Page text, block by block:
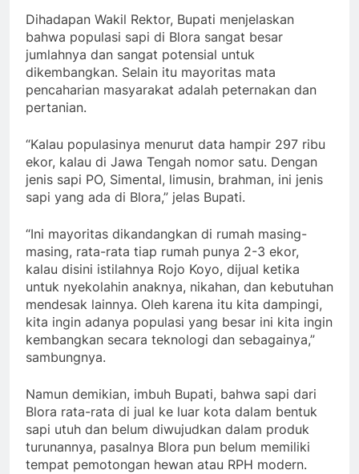
Dihadapan Wakil Rektor, Bupati menjelaskan
bahwa populasi sapi di Blora sangat besar
jumlahnya dan sangat potensial untuk
dikembangkan. Selain itu mayoritas mata
pencaharian masyarakat adalah peternakan dan
pertanian.
“Kalau populasinya menurut data hampir 297 ribu
ekor, kalau di Jawa Tengah nomor satu. Dengan
jenis sapi PO, Simental, limusin, brahman, ini jenis
sapi yang ada di Blora,” jelas Bupati.
“Ini mayoritas dikandangkan di rumah masing-
masing, rata-rata tiap rumah punya 2-3 ekor,
kalau disini istilahnya Rojo Koyo, dijual ketika
untuk nyekolahin anaknya, nikahan, dan kebutuhan
mendesak lainnya. Oleh karena itu kita dampingi,
kita ingin adanya populasi yang besar ini kita ingin
kembangkan secara teknologi dan sebagainya,”
sambungnya.
Namun demikian, imbuh Bupati, bahwa sapi dari
Blora rata-rata di jual ke luar kota dalam bentuk
sapi utuh dan belum diwujudkan dalam produk
turunannya, pasalnya Blora pun belum memiliki
tempat pemotongan hewan atau RPH modern.